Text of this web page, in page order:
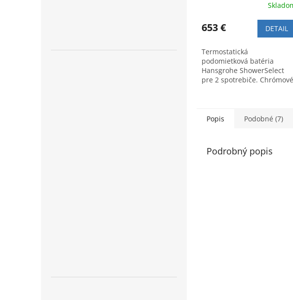
pre dva spotrebiče
653 € DETAIL
Termostatická
podomietková batéria
Hansgrohe ShowerSelect
pre 2 spotrebiče. Chrómové
Popis
Podobné (7)
Podrobný popis